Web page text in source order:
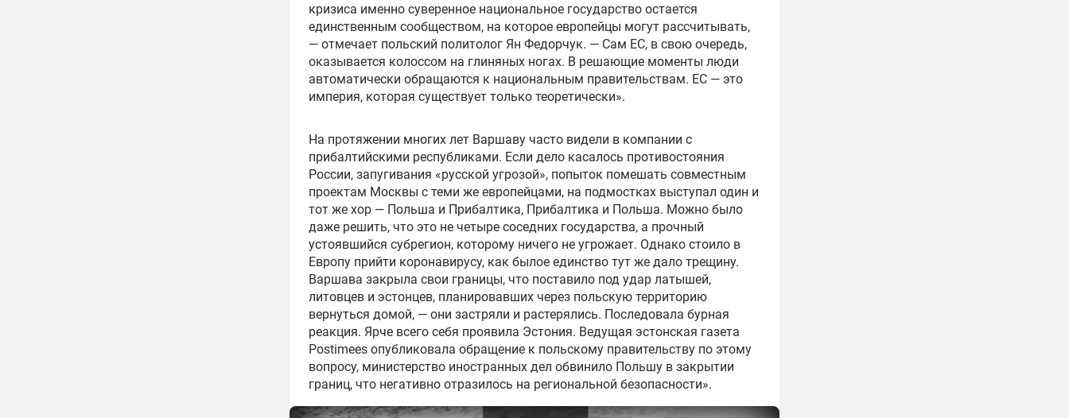
кризиса именно суверенное национальное государство остается
единственным сообществом, на которое европейцы могут рассчитывать,
— отмечает польский политолог Ян Федорчук. — Сам ЕС, в свою очередь,
оказывается колоссом на глиняных ногах. В решающие моменты люди
автоматически обращаются к национальным правительствам. ЕС — это
империя, которая существует только теоретически».
На протяжении многих лет Варшаву часто видели в компании с
прибалтийскими республиками. Если дело касалось противостояния
России, запугивания «русской угрозой», попыток помешать совместным
проектам Москвы с теми же европейцами, на подмостках выступал один и
тот же хор — Польша и Прибалтика, Прибалтика и Польша. Можно было
даже решить, что это не четыре соседних государства, а прочный
устоявшийся субрегион, которому ничего не угрожает. Однако стоило в
Европу прийти коронавирусу, как былое единство тут же дало трещину.
Варшава закрыла свои границы, что поставило под удар латышей,
литовцев и эстонцев, планировавших через польскую территорию
вернуться домой, — они застряли и растерялись. Последовала бурная
реакция. Ярче всего себя проявила Эстония. Ведущая эстонская газета
Postimees опубликовала обращение к польскому правительству по этому
вопросу, министерство иностранных дел обвинило Польшу в закрытии
границ, что негативно отразилось на региональной безопасности».